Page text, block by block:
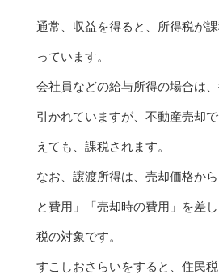
通常、収益を得ると、所得税が
っています。
会社員などの給与所得の場合は
引かれていますが、不動産売却
えても、課税されます。
なお、譲渡所得は、売却価格か
と費用」「売却時の費用」を差
税の対象です。
すこしおさらいをすると、住民